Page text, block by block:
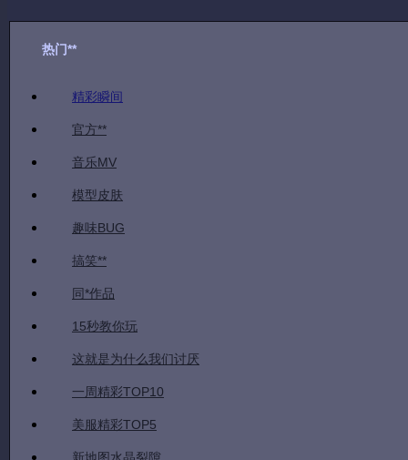
热门**
精彩瞬间
官方**
音乐MV
模型皮肤
趣味BUG
搞笑**
同*作品
15秒教你玩
这就是为什么我们讨厌
一周精彩TOP10
美服精彩TOP5
新地图水晶裂隙